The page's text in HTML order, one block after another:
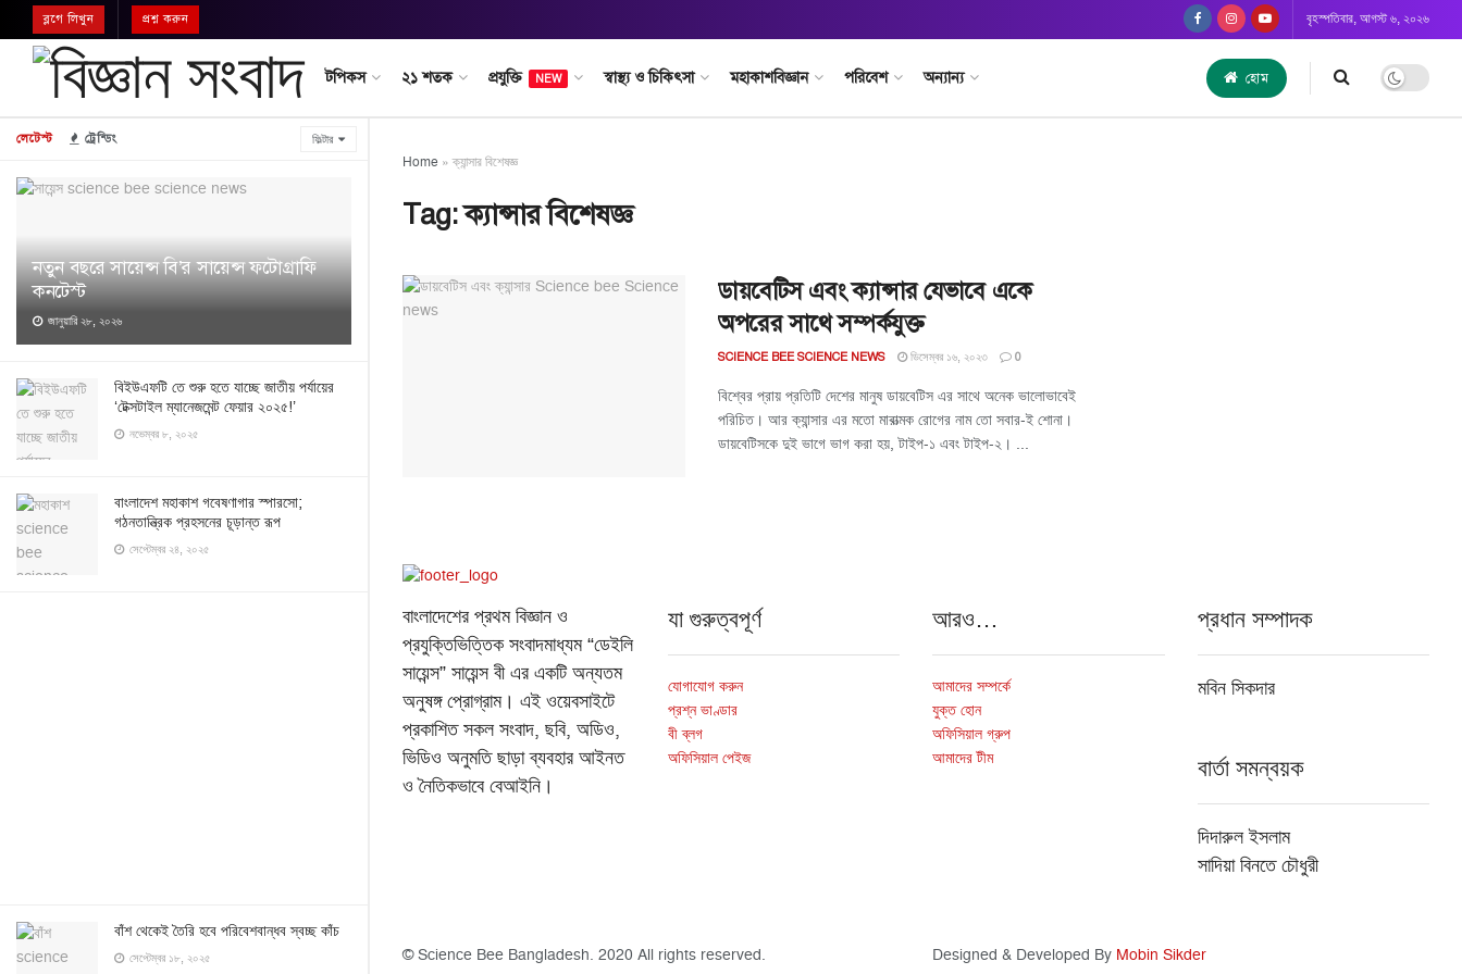
লেটেস্ট ট্রেন্ডিং ফিল্টার
নতুন বছরে সায়েন্স বি’র সায়েন্স ফটোগ্রাফি
কনটেস্ট
জানুয়ারি ২৮, ২০২৬
বিইউএফটি তে শুরু হতে যাচ্ছে জাতীয় পর্যায়ের
‘টেক্সটাইল ম্যানেজমেন্ট ফেয়ার ২০২৫!’
নভেম্বর ৮, ২০২৫
বাংলাদেশ মহাকাশ গবেষণাগার স্পারসো;
গঠনতান্ত্রিক প্রহসনের চূড়ান্ত রূপ
সেপ্টেম্বর ২৪, ২০২৫
বাঁশ থেকেই তৈরি হবে পরিবেশবান্ধব স্বচ্ছ কাঁচ
সেপ্টেম্বর ১৮, ২০২৫
ব্লগে লিখুন প্রশ্ন করুন বৃহস্পতিবার, আগস্ট ৬, ২০২৬
টপিকস ২১ শতক প্রযুক্তি NEW স্বাস্থ্য ও চিকিৎসা মহাকাশবিজ্ঞান পরিবেশ অন্যান্য হোম
Home »ক্যান্সার বিশেষজ্ঞ
Tag:ক্যান্সার বিশেষজ্ঞ
ডায়বেটিস এবং ক্যান্সার যেভাবে একে
অপরের সাথে সম্পর্কযুক্ত
SCIENCE BEE SCIENCE NEWS ডিসেম্বর ১৬, ২০২৩ 0
বিশ্বের প্রায় প্রতিটি দেশের মানুষ ডায়বেটিস এর সাথে অনেক ভালোভাবেই
পরিচিত। আর ক্যান্সার এর মতো মারাত্মক রোগের নাম তো সবার-ই শোনা।
ডায়বেটিসকে দুই ভাগে ভাগ করা হয়, টাইপ-১ এবং টাইপ-২। ...
বাংলাদেশের প্রথম বিজ্ঞান ও
প্রযুক্তিভিত্তিক সংবাদমাধ্যম “ডেইলি
সায়েন্স” সায়েন্স বী এর একটি অন্যতম
অনুষঙ্গ প্রোগ্রাম। এই ওয়েবসাইটে
প্রকাশিত সকল সংবাদ, ছবি, অডিও,
ভিডিও অনুমতি ছাড়া ব্যবহার আইনত
ও নৈতিকভাবে বেআইনি।
যা গুরুত্বপূর্ণ
যোগাযোগ করুন
প্রশ্ন ভাণ্ডার
বী ব্লগ
অফিসিয়াল পেইজ
আরও…
আমাদের সম্পর্কে
যুক্ত হোন
অফিসিয়াল গ্রুপ
আমাদের টীম
প্রধান সম্পাদক
মবিন সিকদার
বার্তা সমন্বয়ক
দিদারুল ইসলাম
সাদিয়া বিনতে চৌধুরী
© Science Bee Bangladesh. 2020 All rights reserved. Designed & Developed By Mobin Sikder